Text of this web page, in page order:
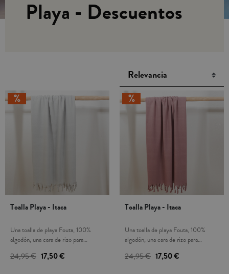
Playa - Descuentos
Toalla Playa - Itaca
Una toalla de playa Fouta, 100%
algodón, una cara de rizo para
absorción y máxima suavidad. Es
24,95 € 17,50 €
Toalla Playa - Itaca
Una toalla de playa Fouta, 100%
algodón, una cara de rizo para
absorción y máxima suavidad. Es
24,95 € 17,50 €